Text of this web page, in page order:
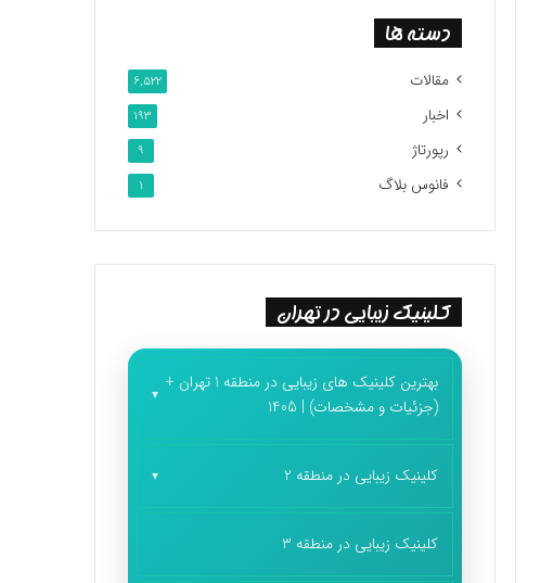
دسته ها
مقالات 6,522
اخبار 193
رپورتاژ 9
فانوس بلاگ 1
کلینیک زیبایی در تهران
بهترین کلینیک های زیبایی در منطقه 1 تهران +
(جزئیات و مشخصات) | 1405
کلینیک زیبایی در منطقه 2
کلینیک زیبایی در منطقه 3